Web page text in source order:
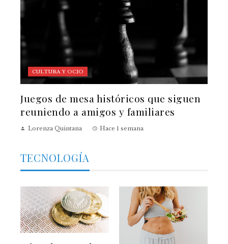
CULTURA Y OCIO
Juegos de mesa históricos que siguen
reuniendo a amigos y familiares
Lorenza Quintana Hace 1 semana
TECNOLOGÍA